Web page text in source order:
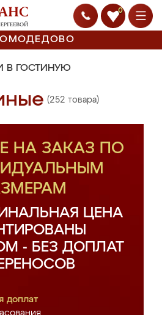
0
В ГОСТИНУЮ
(252 товара)
НА ЗАКАЗ ПО
ЦЕНА
- БЕЗ ДОПЛАТ
доплат